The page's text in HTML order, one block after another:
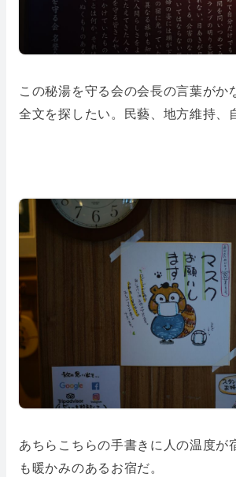
この秘湯を守る会の会長の言葉がか
全文を探したい。民藝、地方維持、
あちらこちらの手書きに人の温度が
も暖かみのあるお宿だ。